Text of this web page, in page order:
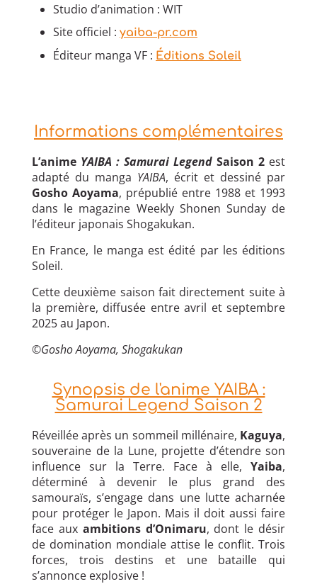
Studio d’animation : WIT
Site officiel : yaiba-pr.com
Éditeur manga VF : Éditions Soleil
Informations complémentaires
L’anime YAIBA : Samurai Legend Saison 2 est
adapté du manga YAIBA, écrit et dessiné par
Gosho Aoyama, prépublié entre 1988 et 1993
dans le magazine Weekly Shonen Sunday de
l’éditeur japonais Shogakukan.
En France, le manga est édité par les éditions
Soleil.
Cette deuxième saison fait directement suite à
la première, diffusée entre avril et septembre
2025 au Japon.
©Gosho Aoyama, Shogakukan
Synopsis de l'anime YAIBA :
Samurai Legend Saison 2
Réveillée après un sommeil millénaire, Kaguya,
souveraine de la Lune, projette d’étendre son
influence sur la Terre. Face à elle, Yaiba,
déterminé à devenir le plus grand des
samouraïs, s’engage dans une lutte acharnée
pour protéger le Japon. Mais il doit aussi faire
face aux ambitions d’Onimaru, dont le désir
de domination mondiale attise le conflit. Trois
forces, trois destins et une bataille qui
s’annonce explosive !